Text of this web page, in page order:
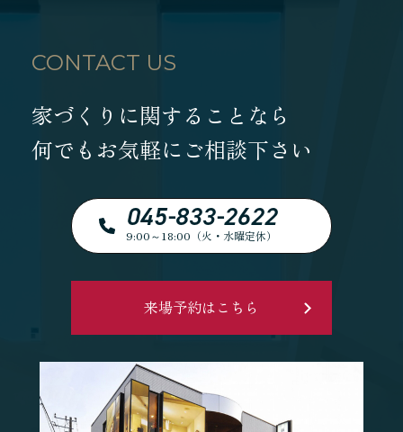
CONTACT US
家づくりに関することなら
何でもお気軽にご相談下さい
045-833-2622
9:00～18:00（火・水曜定休）
来場予約はこちら